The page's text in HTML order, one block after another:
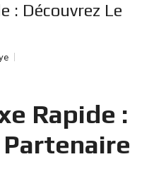
: Découvrez Le
Rapide :